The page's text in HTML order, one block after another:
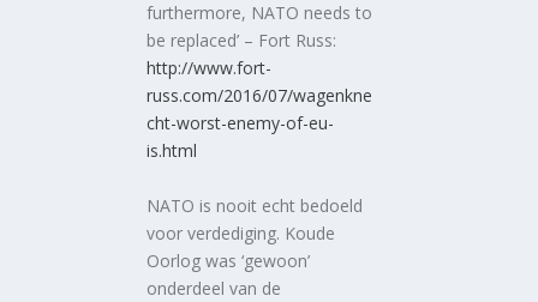
furthermore, NATO needs to
be replaced’ – Fort Russ:
http://www.fort-
russ.com/2016/07/wagenkne
cht-worst-enemy-of-eu-
is.html
NATO is nooit echt bedoeld
voor verdediging. Koude
Oorlog was ‘gewoon’
onderdeel van de